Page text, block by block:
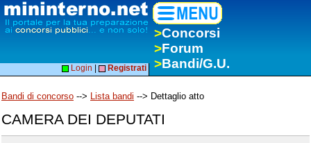
>Concorsi
>Forum
>Bandi/G.U.
Login Registrati
Bandi di concorso --> Lista bandi --> Dettaglio atto
CAMERA DEI DEPUTATI